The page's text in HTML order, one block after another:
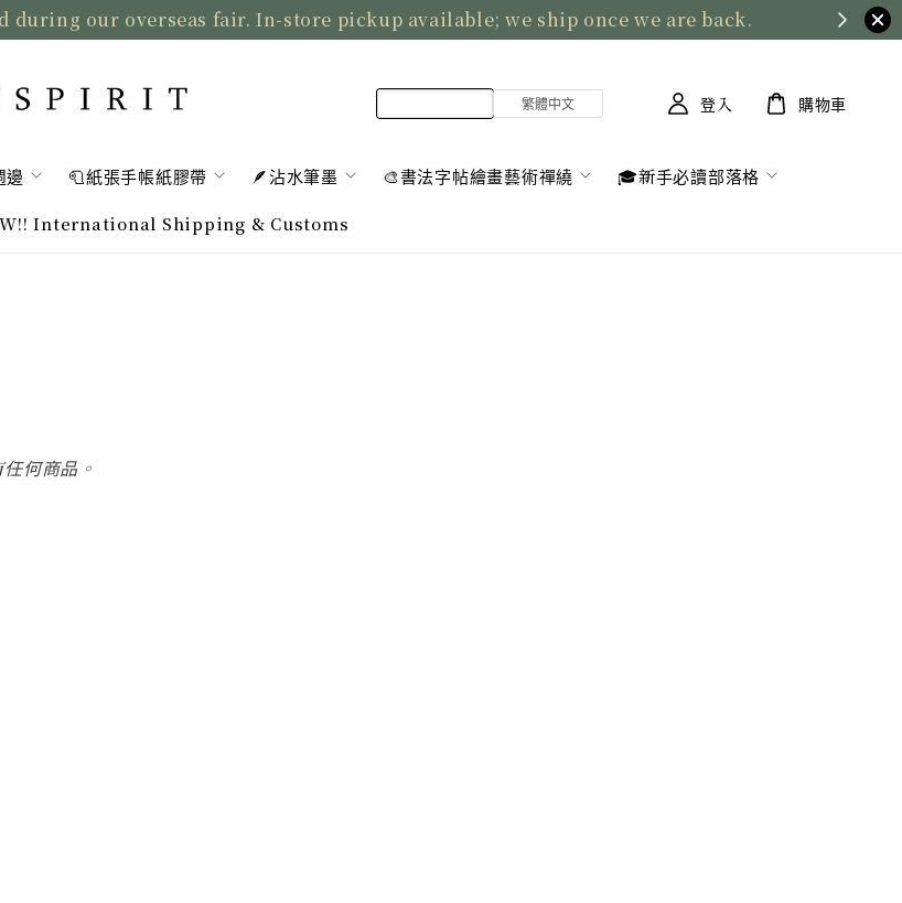
during our overseas fair. In-store pickup available; we ship once we are back.
邊 🧻紙張手帳紙膠帶 🪶沾水筆墨 🎨書法字帖繪畫藝術禪繞 🎓新手必讀部落格
International Shipping & Customs
登入 購物車
何商品。